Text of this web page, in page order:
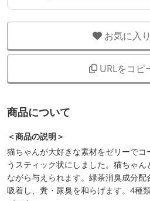
お気に入
URLをコピ
商品について
＜商品の説明＞
猫ちゃんが大好きな素材をゼリーでコ
うスティック状にしました。猫ちゃ
ながら与えられます。緑茶消臭成分
吸着し、糞・尿臭を和らげます。4種